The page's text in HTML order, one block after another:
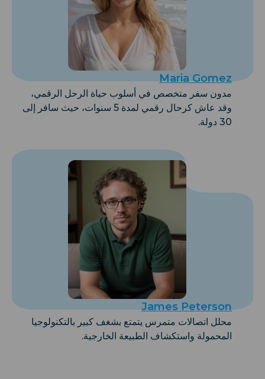
Maria Gomez
مدون سفر متخصص في أسلوب حياة الرحل الرقمي،
وقد عاش كرحال رقمي لمدة 5 سنوات، حيث سافر إلى
30 دولة.
James Peterson
محلل اتصالات متمرس يتمتع بشغف كبير بالتكنولوجيا
المحمولة واستكشاف الطبيعة الخارجية.